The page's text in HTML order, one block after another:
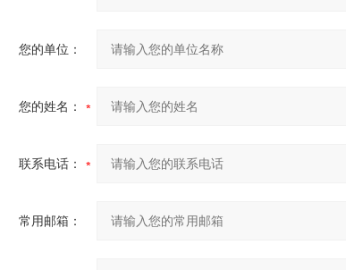
您的单位：
您的姓名：
联系电话：
常用邮箱：